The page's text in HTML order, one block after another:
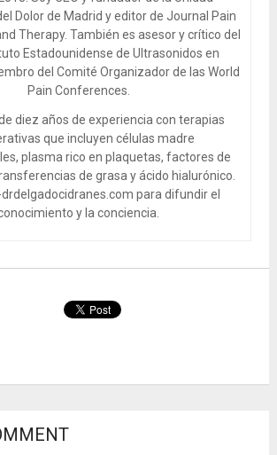
Dolor de Madrid y editor de Journal Pain
Therapy. También es asesor y crítico del
Estadounidense de Ultrasonidos en
del Comité Organizador de las World
Pain Conferences.
diez años de experiencia con terapias
que incluyen células madre
plasma rico en plaquetas, factores de
de grasa y ácido hialurónico.
drdelgadocidranes.com para difundir el
y la conciencia.